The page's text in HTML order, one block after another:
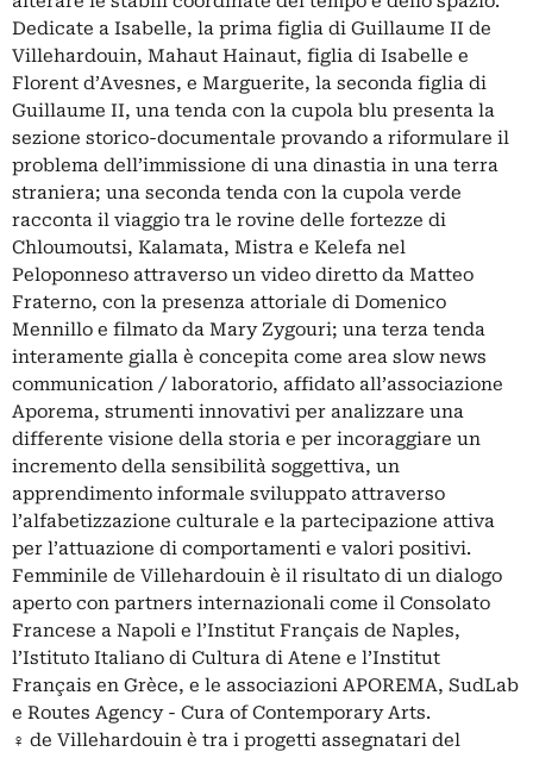
Dedicate a Isabelle, la prima figlia di Guillaume II de
Villehardouin, Mahaut Hainaut, figlia di Isabelle e
Florent d’Avesnes, e Marguerite, la seconda figlia di
Guillaume II, una tenda con la cupola blu presenta la
sezione storico-documentale provando a riformulare il
problema dell’immissione di una dinastia in una terra
straniera; una seconda tenda con la cupola verde
racconta il viaggio tra le rovine delle fortezze di
Chloumoutsi, Kalamata, Mistra e Kelefa nel
Peloponneso attraverso un video diretto da Matteo
Fraterno, con la presenza attoriale di Domenico
Mennillo e filmato da Mary Zygouri; una terza tenda
interamente gialla è concepita come area slow news
communication / laboratorio, affidato all’associazione
Aporema, strumenti innovativi per analizzare una
differente visione della storia e per incoraggiare un
incremento della sensibilità soggettiva, un
apprendimento informale sviluppato attraverso
l’alfabetizzazione culturale e la partecipazione attiva
per l’attuazione di comportamenti e valori positivi.
Femminile de Villehardouin è il risultato di un dialogo
aperto con partners internazionali come il Consolato
Francese a Napoli e l’Institut Français de Naples,
l’Istituto Italiano di Cultura di Atene e l’Institut
Français en Grèce, e le associazioni APOREMA, SudLab
e Routes Agency - Cura of Contemporary Arts.
♀ de Villehardouin è tra i progetti assegnatari del